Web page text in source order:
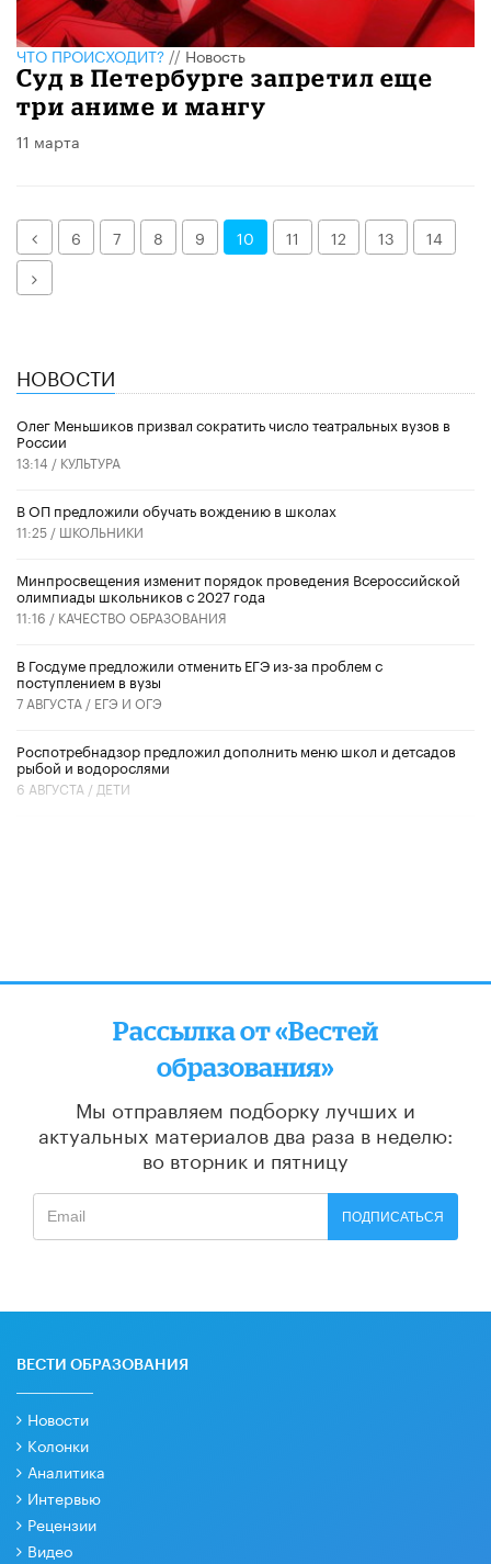
ЧТО ПРОИСХОДИТ?//Новость
Суд в Петербурге запретил еще
три аниме и мангу
11 марта
Назад
6 7 8 9 10 11 12 13
14
Далее
НОВОСТИ
Олег Меньшиков призвал сократить число театральных вузов в
России
13:14 / КУЛЬТУРА
В ОП предложили обучать вождению в школах
11:25 / ШКОЛЬНИКИ
Минпросвещения изменит порядок проведения Всероссийской
олимпиады школьников с 2027 года
11:16 / КАЧЕСТВО ОБРАЗОВАНИЯ
В Госдуме предложили отменить ЕГЭ из-за проблем с
поступлением в вузы
7 АВГУСТА / ЕГЭ И ОГЭ
Роспотребнадзор предложил дополнить меню школ и детсадов
рыбой и водорослями
6 АВГУСТА / ДЕТИ
Рассылка от «Вестей
образования»
Мы отправляем подборку лучших и
актуальных материалов два раза в неделю:
во вторник и пятницу
ПОДПИСАТЬСЯ
ВЕСТИ ОБРАЗОВАНИЯ
Новости
Колонки
Аналитика
Интервью
Рецензии
Видео